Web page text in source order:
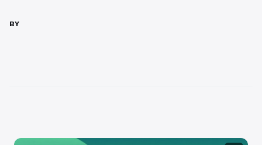
yang mengakses website mereka secara teratur.
BY